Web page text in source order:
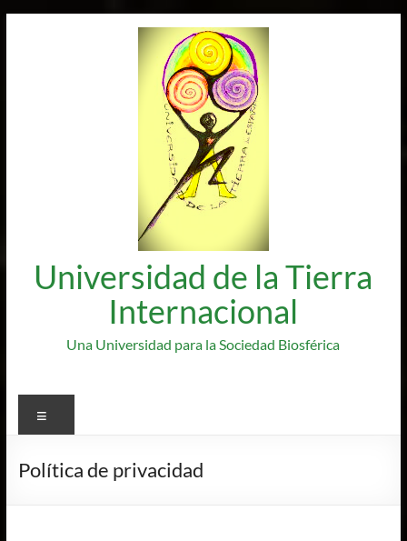
Universidad de la Tierra
Internacional
Una Universidad para la Sociedad Biosférica
Política de privacidad